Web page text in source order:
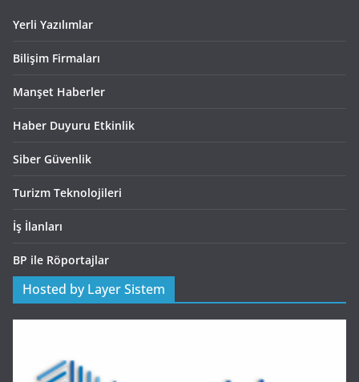
Yerli Yazılımlar
Bilişim Firmaları
Manşet Haberler
Haber Duyuru Etkinlik
Siber Güvenlik
Turizm Teknolojileri
İş İlanları
BP ile Röportajlar
Hosted by Layer Sistem